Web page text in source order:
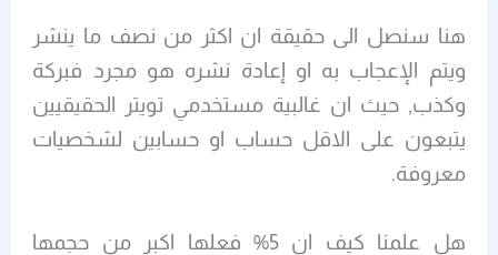
هنا سنصل الى حقيقة ان اكثر من نصف ما ينشر
ويتم الإعجاب به او إعادة نشره هو مجرد فبركة
وكذب, حيث ان غالبية مستخدمي تويتر الحقيقيين
يتبعون على الاقل حساب او حسابين لشخصيات
معروفة.
هل علمنا كيف ان 5% فعلها اكبر من حجمها